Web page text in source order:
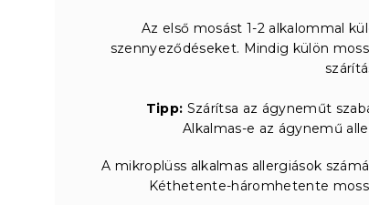
Az első mosást 1-2 alkalommal
szennyeződéseket. Mindig külön
Tipp: Szárítsa az ágyneműt
Alkalmas-e az ágynemű
A mikroplüss alkalmas allergiások
Kéthetente-háromhetente